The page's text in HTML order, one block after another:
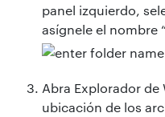
panel izquierdo,
asígnele el nombre
Abra Explorador de
ubicación de los